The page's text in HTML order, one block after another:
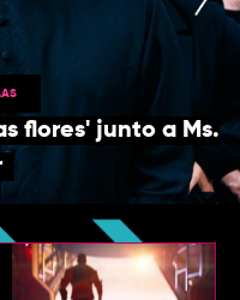
flores' junto a Ms.